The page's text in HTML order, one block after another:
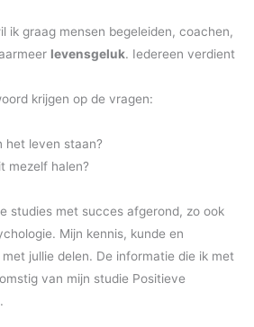
ik graag mensen begeleiden, coachen,
levensgeluk. Iedereen verdient
krijgen op de vragen:
het leven staan?
mezelf halen?
studies met succes afgerond, zo ook
Mijn kennis, kunde en
jullie delen. De informatie die ik met
van mijn studie Positieve